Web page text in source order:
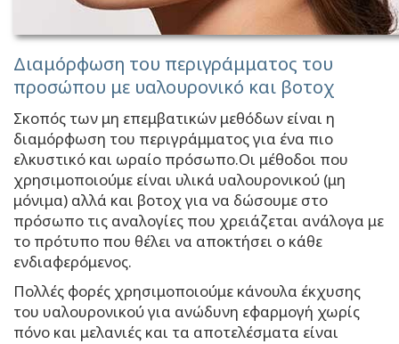
Διαμόρφωση του περιγράμματος του
προσώπου με υαλουρονικό και βοτοχ
Σκοπός των μη επεμβατικών μεθόδων είναι η
διαμόρφωση του περιγράμματος για ένα πιο
ελκυστικό και ωραίο πρόσωπο.Οι μέθοδοι που
χρησιμοποιούμε είναι υλικά υαλουρονικού (μη
μόνιμα) αλλά και βοτοχ για να δώσουμε στο
πρόσωπο τις αναλογίες που χρειάζεται ανάλογα με
το πρότυπο που θέλει να αποκτήσει ο κάθε
ενδιαφερόμενος.
Πολλές φορές χρησιμοποιούμε κάνουλα έκχυσης
του υαλουρονικού για ανώδυνη εφαρμογή χωρίς
πόνο και μελανιές και τα αποτελέσματα είναι